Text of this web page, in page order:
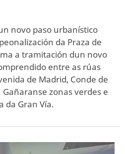
novo paso urbanístico
da Praza de
a tramitación dun novo
entre as rúas
de Madrid, Conde de
zonas verdes e
da Gran Vía.